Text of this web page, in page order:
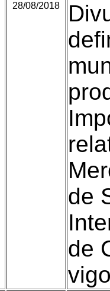
28/08/2018
de
de